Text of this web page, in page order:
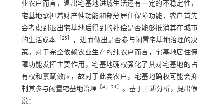
业农户而言，退出宅基地进城生活还有一定的不稳定性，
宅基地承担着财产性功能和部分居住保障功能，农户首先
会考虑到退出宅基地后得到的补偿是否能够抵消其在城市
的生活成本
25
，进而做出是否参与闲置宅基地治理的决
策。对于完全依赖农业生产的纯农户而言，宅基地居住保
障功能发挥主要作用，宅基地确权强化了其对宅基地的占
有权和禀赋效应，故对于此类农户，宅基地确权可能会抑
制其参与闲置宅基地治理 ［4， 21
。基于上述分析，提出假
说：